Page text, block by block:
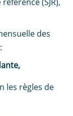
des
les règles de